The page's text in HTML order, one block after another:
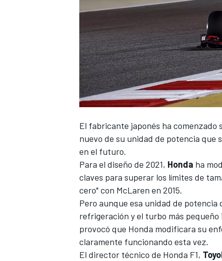
El fabricante japonés ha
nuevo de su unidad de potencia que
en el futuro.
Para el diseño de 2021, Honda ha
claves para superar los límites de
cero" con McLaren en 2015.
Pero aunque esa unidad de
refrigeración y el turbo más
provocó que Honda modificara su
claramente funcionando esta vez.
El director técnico de Honda F1,